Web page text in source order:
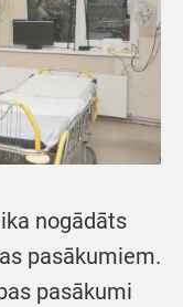
nogādāts
pasākumiem.
pasākumi